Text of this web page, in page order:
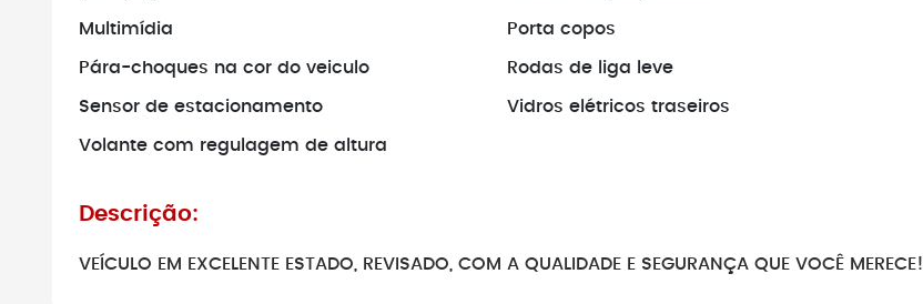
Multimídia Porta copos
Pára-choques na cor do veiculo Rodas de liga leve
Sensor de estacionamento Vidros elétricos traseiros
Volante com regulagem de altura
Descrição:
VEÍCULO EM EXCELENTE ESTADO, REVISADO, COM A QUALIDADE E SEGURANÇA QUE VOCÊ MERECE!